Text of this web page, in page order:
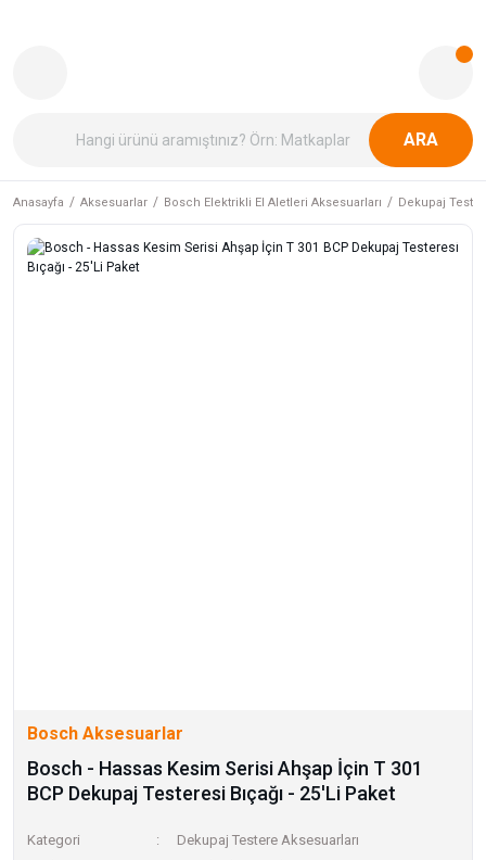
ARA
Anasayfa Aksesuarlar Bosch Elektrikli El Aletleri Aksesuarları Dekupaj
Bosch Aksesuarlar
Bosch - Hassas Kesim Serisi Ahşap İçin T 301
BCP Dekupaj Testeresi Bıçağı - 25'Li Paket
Kategori
Dekupaj Testere Aksesuarları